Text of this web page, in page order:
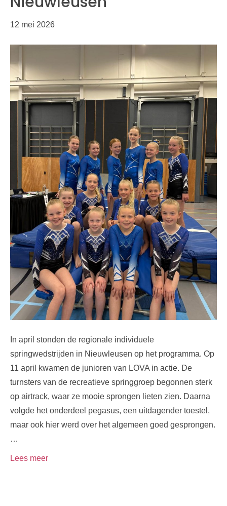
12 mei 2026
In april stonden de regionale individuele
springwedstrijden in Nieuwleusen op het programma. Op
11 april kwamen de junioren van LOVA in actie. De
turnsters van de recreatieve springgroep begonnen sterk
op airtrack, waar ze mooie sprongen lieten zien. Daarna
volgde het onderdeel pegasus, een uitdagender toestel,
maar ook hier werd over het algemeen goed gesprongen.
…
Lees meer